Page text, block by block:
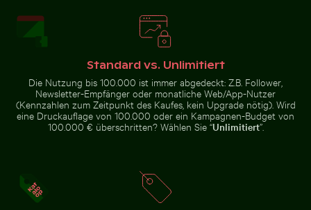
Skizzieren von Webdesign auf Notizbuch mit Laptop
Skizzieren von Webdesign auf
Notizbuch mit Laptop und Kaffee
Seebrücke Sellin im Winter
Seebrücke Sellin im Winter
Neugierige rote Katze blickt hinter blauer Tür hervor
Nahaufnahme von Autoscheinwerfer
Standard vs. Unlimitiert
Die Nutzung bis 100.000 ist immer abgedeckt: Z.B. Follower,
Newsletter-Empfänger oder monatliche Web/App-Nutzer
(Kennzahlen zum Zeitpunkt des Kaufes, kein Upgrade nötig). Wird
eine Druckauflage von 100.000 oder ein Kampagnen-Budget von
100.000 € überschritten? Wählen Sie “Unlimitiert”.